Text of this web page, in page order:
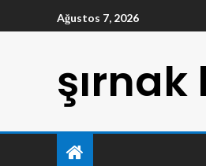
Ağustos 7, 2026